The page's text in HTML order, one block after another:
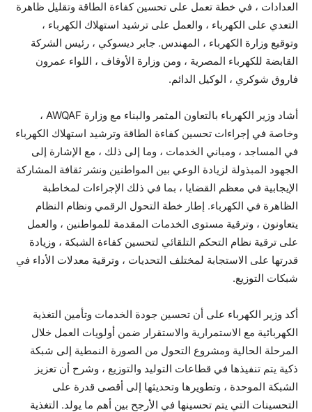
العدادات ، في خطة تعمل على تحسين كفاءة الطاقة وتقليل ظاهرة
التعدي على الكهرباء ، والعمل على ترشيد استهلاك الكهرباء ،
وتوقيع وزارة الكهرباء ، المهندس. جابر ديسوكي ، رئيس الشركة
القابضة للكهرباء المصرية ، ومن وزارة الأوقاف ، اللواء عمرون
فاروق شوكري ، الوكيل الدائم.
أشاد وزير الكهرباء بالتعاون المثمر والبناء مع وزارة AWQAF ،
وخاصة في إجراءات تحسين كفاءة الطاقة وترشيد استهلاك الكهرباء
في المساجد ، ومباني الخدمات ، وما إلى ذلك ، مع الإشارة إلى
الجهود المبذولة لزيادة الوعي بين المواطنين ونشر ثقافة المشاركة
الإيجابية في معظم القضايا ، بما في ذلك الإجراءات لمخاطبة
الظاهرة في الكهرباء. إطار خطة التحول الرقمي ونظام النظام
يتعاونون ، وترقية مستوى الخدمات المقدمة للمواطنين ، والعمل
على ترقية نظام التحكم التلقائي لتحسين كفاءة الشبكة ، وزيادة
قدرتها على الاستجابة لمختلف التحديات ، وترقية معدلات الأداء في
شبكات التوزيع.
أكد وزير الكهرباء على أن تحسين جودة الخدمات وتأمين التغذية
الكهربائية مع الاستمرارية والاستقرار ضمن أولويات العمل خلال
المرحلة الحالية ومشروع التحول من الصورة النمطية إلى شبكة
ذكية يتم تنفيذها في قطاعات التوليد والتوزيع ، وشرح أن تعزيز
الشبكة الموحدة ، وتطويرها وتحديثها إلى أقصى قدرة على
التحسينات التي يتم تحسينها في الأرجح بين أهم ما يولد. التغذية